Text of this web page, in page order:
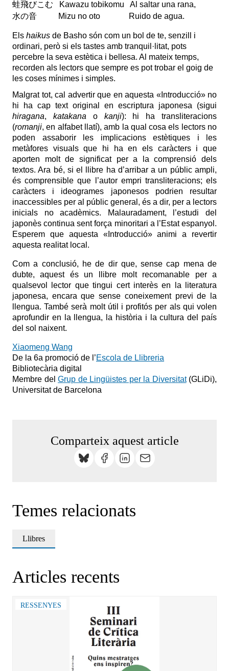
蛙飛びこむ Kawazu tobikomu Al saltar una rana,
水の音 Mizu no oto Ruido de agua.
Els haikus de Basho són com un bol de te, senzill i
ordinari, però si els tastes amb tranquil·litat, pots
percebre la seva estètica i bellesa. Al mateix temps,
recorden als lectors que sempre es pot trobar el goig de
les coses mínimes i simples.
Malgrat tot, cal advertir que en aquesta «Introducció» no
hi ha cap text original en escriptura japonesa (sigui
hiragana, katakana o kanji): hi ha transliteracions
(romanji, en alfabet llatí), amb la qual cosa els lectors no
poden assaborir les implicacions estètiques i les
metàfores visuals que hi ha en els caràcters i que
aporten molt de significat per a la comprensió dels
textos. Ara bé, si el llibre ha d’arribar a un públic ampli,
és comprensible que l’autor empri transliteracions; els
caràcters i ideogrames japonesos podrien resultar
inaccessibles per al públic general, és a dir, per a lectors
inicials no acadèmics. Malauradament, l’estudi del
japonès continua sent força minoritari a l’Estat espanyol.
Esperem que aquesta «Introducció» animi a revertir
aquesta realitat local.
Com a conclusió, he de dir que, sense cap mena de
dubte, aquest és un llibre molt recomanable per a
qualsevol lector que tingui cert interès en la literatura
japonesa, encara que sense coneixement previ de la
llengua. També serà molt útil i profitós per als qui volen
aprofundir en la llengua, la història i la cultura del país
del sol naixent.
Xiaomeng Wang
De la 6a promoció de l’Escola de Llibreria
Bibliotecària digital
Membre del Grup de Lingüistes per la Diversitat(GLiDi),
Universitat de Barcelona
Comparteix aquest article
Temes relacionats
Llibres
Articles recents
RESSENYES